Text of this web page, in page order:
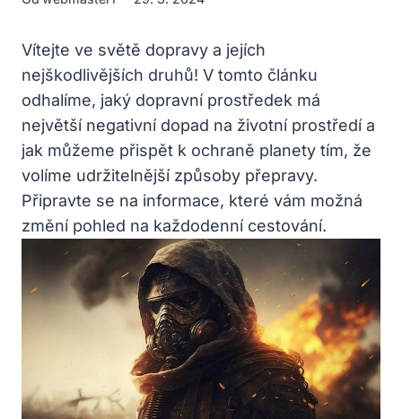
Vítejte ve světě dopravy a jejích
nejškodlivějších druhů! V tomto článku
odhalíme, jaký dopravní prostředek má
největší negativní dopad na životní prostředí a
jak můžeme přispět k ochraně planety tím, že
volíme udržitelnější způsoby přepravy.
Připravte se na informace, které vám možná
změní pohled na každodenní cestování.